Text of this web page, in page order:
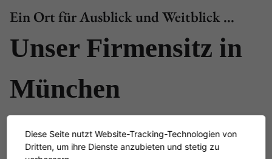
Ein Ort für Ausblick und Weitblick ...
Unser Firmensitz in
München
Genauso zeitlos-klassisch wie unsere Möbel ist der Ort, an
Diese Seite nutzt Website-Tracking-Technologien von
Dritten, um ihre Dienste anzubieten und stetig zu